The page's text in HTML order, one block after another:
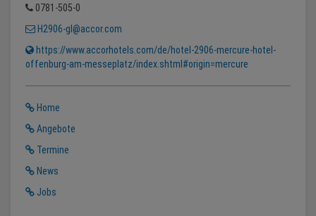
0781-505-0
H2906-gl@accor.com
https://www.accorhotels.com/de/hotel-2906-mercure-hotel-
offenburg-am-messeplatz/index.shtml#origin=mercure
Home
Angebote
Termine
News
Jobs